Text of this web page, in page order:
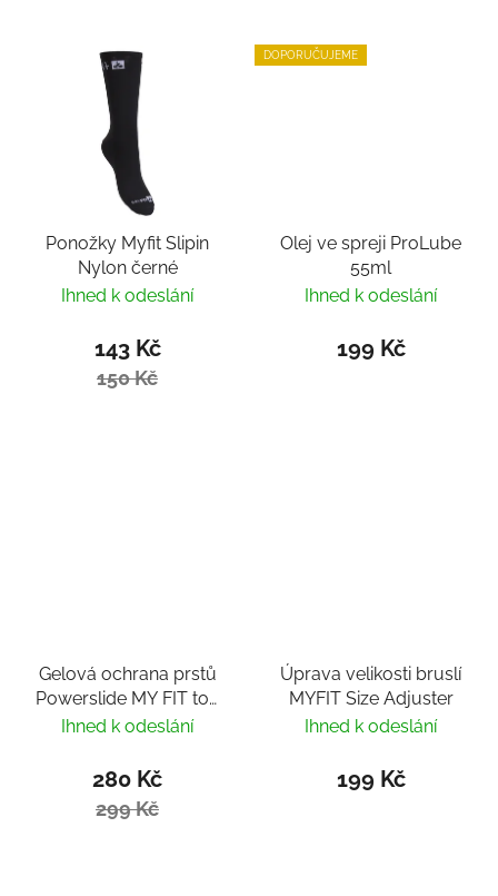
Ponožky Myfit Slipin
Nylon černé
Ihned k odeslání
143 Kč
150 Kč
DOPORUČUJEME
Olej ve spreji ProLube
55ml
Ihned k odeslání
199 Kč
Gelová ochrana prstů
Powerslide MY FIT toe
cover
Ihned k odeslání
280 Kč
299 Kč
Úprava velikosti bruslí
MYFIT Size Adjuster
Ihned k odeslání
199 Kč